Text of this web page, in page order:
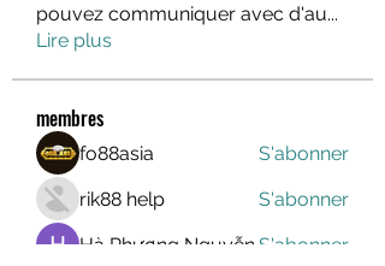
pouvez communiquer avec d'au...
Lire plus
membres
fo88asia
S'abonner
rik88 help
S'abonner
Hà Phương Nguyễn S'abonner